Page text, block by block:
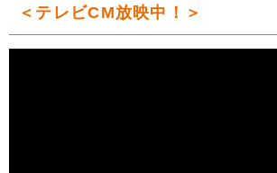
＜テレビCM放映中！＞